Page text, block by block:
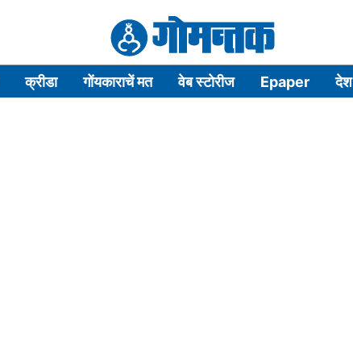
क्रीडा गोंयकाराचें मत वेब स्टोरीज Epaper देश